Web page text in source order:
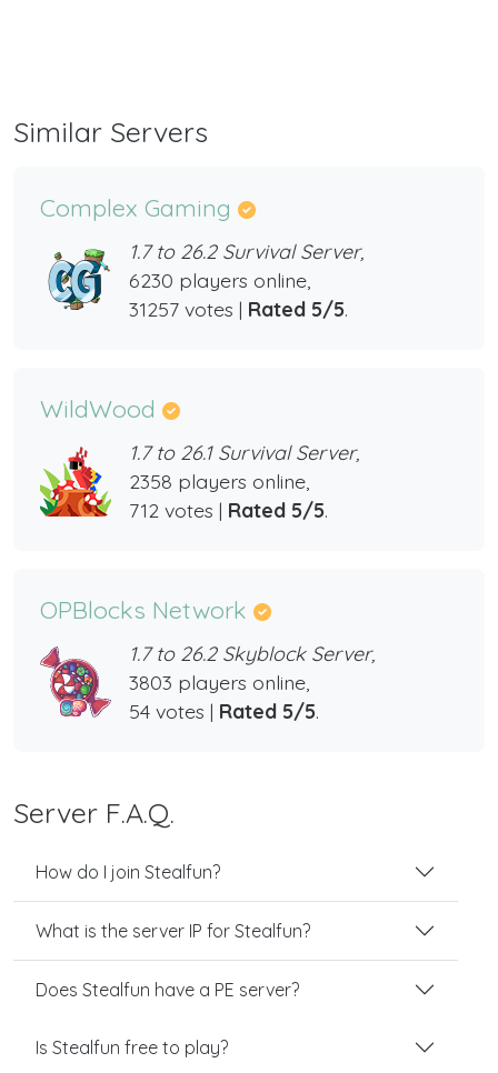
Similar Servers
Complex Gaming
1.7 to 26.2 Survival Server,
6230 players online,
31257 votes | Rated 5/5.
WildWood
1.7 to 26.1 Survival Server,
2358 players online,
712 votes | Rated 5/5.
OPBlocks Network
1.7 to 26.2 Skyblock Server,
3803 players online,
54 votes | Rated 5/5.
Server F.A.Q.
How do I join Stealfun?
What is the server IP for Stealfun?
Does Stealfun have a PE server?
Is Stealfun free to play?